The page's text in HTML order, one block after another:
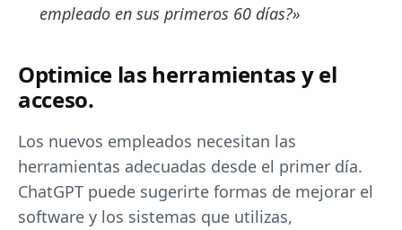
empleado en sus primeros 60 días?»
Optimice las herramientas y el
acceso.
Los nuevos empleados necesitan las
herramientas adecuadas desde el primer día.
ChatGPT puede sugerirte formas de mejorar el
software y los sistemas que utilizas,